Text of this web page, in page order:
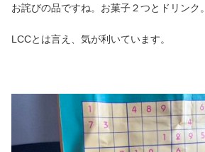
お詫びの品ですね。お菓子２つとドリンク。
LCCとは言え、気が利いています。